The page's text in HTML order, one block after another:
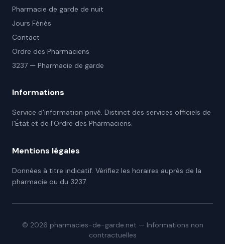
Pharmacie de garde de nuit
Jours Fériés
Contact
Ordre des Pharmaciens
3237 — Pharmacie de garde
Informations
Service d'information privé. Distinct des services officiels de
l'État et de l'Ordre des Pharmaciens.
Mentions légales
Données à titre indicatif. Vérifiez les horaires auprès de la
pharmacie ou du 3237.
© 2026 pharmacies-de-garde.net — Informations non
contractuelles